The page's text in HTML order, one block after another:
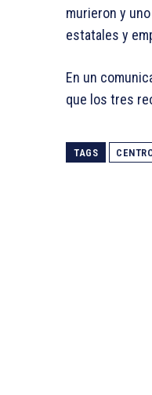
murieron y
estatales y
En un
que los tres
TAGS